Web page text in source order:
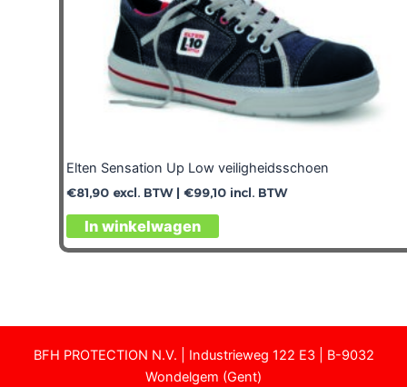
Elten Sensation Up Low veiligheidsschoen
€81,90 excl. BTW | €99,10 incl. BTW
In winkelwagen
BFH PROTECTION N.V. | Industrieweg 122 E3 | B-9032
Wondelgem (Gent)